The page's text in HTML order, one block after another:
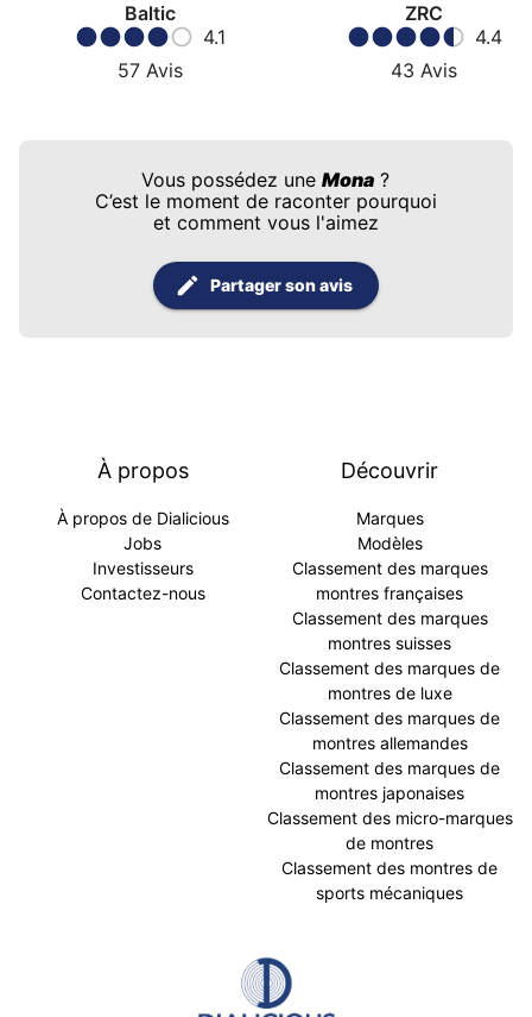
Baltic
4.1
57 Avis
ZRC
4.4
43 Avis
Vous possédez uneMona ?
C’est le moment de raconter pourquoi
et comment vous l'aimez
Partager son avis
À propos
À propos de Dialicious
Jobs
Investisseurs
Contactez-nous
Découvrir
Marques
Modèles
Classement des marques
montres françaises
Classement des marques
montres suisses
Classement des marques de
montres de luxe
Classement des marques de
montres allemandes
Classement des marques de
montres japonaises
Classement des micro-marques
de montres
Classement des montres de
sports mécaniques